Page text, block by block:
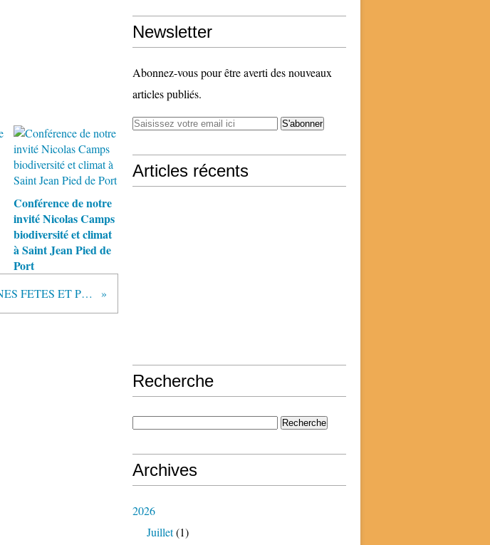
Conférence de notre
invité Nicolas Camps
biodiversité et climat
à Saint Jean Pied de
Port
ERLEAK VOUS SOUHAITE DE BONNES FETES ET PROGRAMME EN JANVIER
Newsletter
Abonnez-vous pour être averti des nouveaux
articles publiés.
Articles récents
Recherche
Archives
2026
Juillet(1)